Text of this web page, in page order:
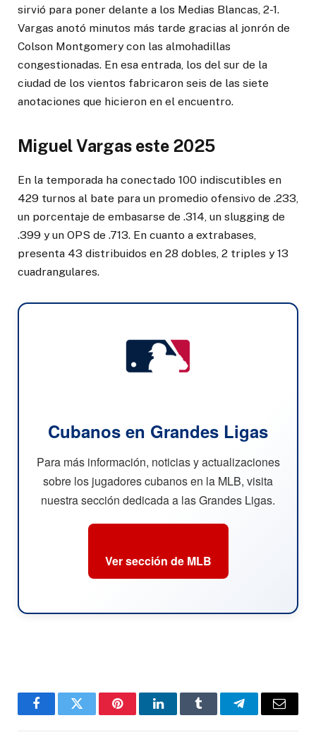
sirvió para poner delante a los Medias Blancas, 2-1.
Vargas anotó minutos más tarde gracias al jonrón de
Colson Montgomery con las almohadillas
congestionadas. En esa entrada, los del sur de la
ciudad de los vientos fabricaron seis de las siete
anotaciones que hicieron en el encuentro.
Miguel Vargas este 2025
En la temporada ha conectado 100 indiscutibles en
429 turnos al bate para un promedio ofensivo de .233,
un porcentaje de embasarse de .314, un slugging de
.399 y un OPS de .713. En cuanto a extrabases,
presenta 43 distribuidos en 28 dobles, 2 triples y 13
cuadrangulares.
Cubanos en Grandes Ligas
Para más información, noticias y actualizaciones
sobre los jugadores cubanos en la MLB, visita
nuestra sección dedicada a las Grandes Ligas.
Ver sección de MLB
FacebookTwitter PinterestLinkedInTumblr TelegramEmail